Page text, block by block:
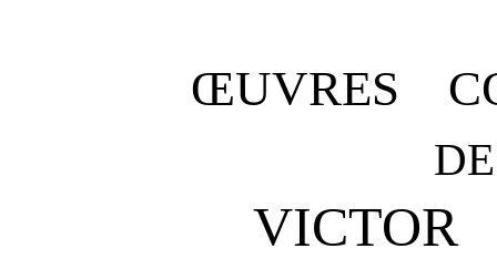
ŒUVRES
DE
VICTOR